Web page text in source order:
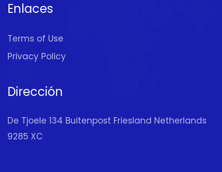
Enlaces
Terms of Use
Privacy Policy
Dirección
De Tjoele 134 Buitenpost Friesland Netherlands
9285 XC